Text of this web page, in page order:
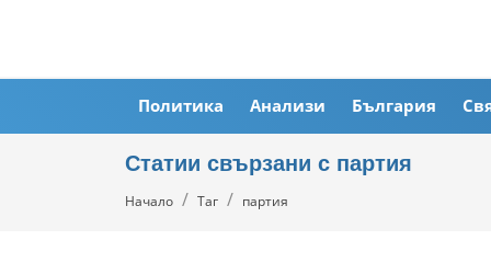
Политика Анализи България
Статии свързани с партия
Начало Таг партия